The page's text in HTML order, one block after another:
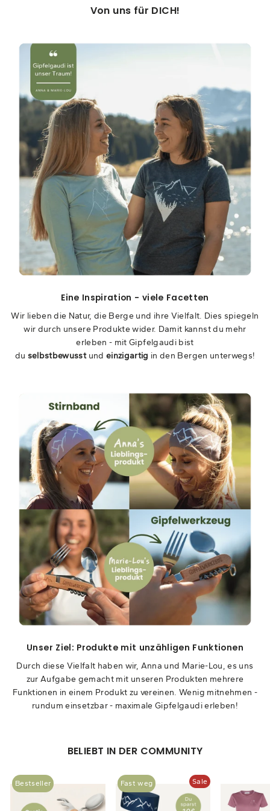
Von uns für DICH!
Eine Inspiration - viele Facetten
Wir lieben die Natur, die Berge und ihre Vielfalt. Dies spiegeln
wir durch unsere Produkte wider. Damit kannst du mehr
erleben - mit Gipfelgaudi bist
du selbstbewusst und einzigartig in den Bergen unterwegs!
Unser Ziel: Produkte mit unzähligen Funktionen
Durch diese Vielfalt haben wir, Anna und Marie-Lou, es uns
zur Aufgabe gemacht mit unseren Produkten mehrere
Funktionen in einem Produkt zu vereinen. Wenig mitnehmen -
rundum einsetzbar - maximale Gipfelgaudi erleben!
BELIEBT IN DER COMMUNITY
Bestseller Fast weg Sale